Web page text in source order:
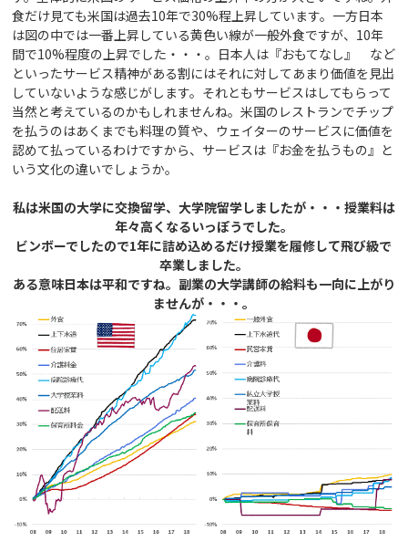
食だけ見ても米国は過去10年で30%程上昇しています。一方日本
は図の中では一番上昇している黄色い線が一般外食ですが、10年
間で10%程度の上昇でした・・・。日本人は『おもてなし』 など
といったサービス精神がある割にはそれに対してあまり価値を見出
していないような感じがします。それともサービスはしてもらって
当然と考えているのかもしれませんね。米国のレストランでチップ
を払うのはあくまでも料理の質や、ウェイターのサービスに価値を
認めて払っているわけですから、サービスは『お金を払うもの』と
いう文化の違いでしょうか。
私は米国の大学に交換留学、大学院留学しましたが・・・授業料は
年々高くなるいっぽうでした。
ビンボーでしたので1年に詰め込めるだけ授業を履修して飛び級で
卒業しました。
ある意味日本は平和ですね。副業の大学講師の給料も一向に上がり
ませんが・・・。